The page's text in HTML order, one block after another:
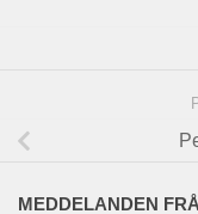
MEDDELANDEN